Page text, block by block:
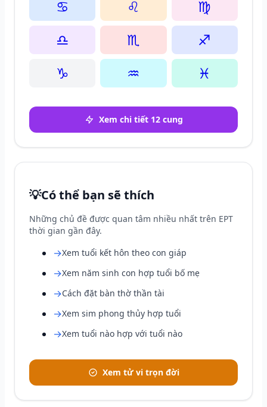
♋ ♌
♍
♎
♏
♐
♑
♒ ♓
Xem chi tiết 12 cung
💡Có thể bạn sẽ thích
Những chủ đề được quan tâm nhiều nhất trên EPT
thời gian gần đây.
→Xem tuổi kết hôn theo con giáp
→Xem năm sinh con hợp tuổi bố mẹ
→Cách đặt bàn thờ thần tài
→Xem sim phong thủy hợp tuổi
→Xem tuổi nào hợp với tuổi nào
Xem tử vi trọn đời